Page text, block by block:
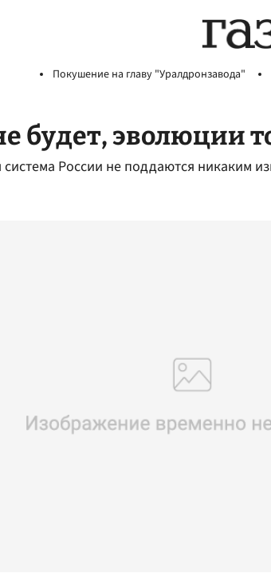
Покушение на главу "Уралдронзавода"
будет, эволюции
России не поддаются никаким